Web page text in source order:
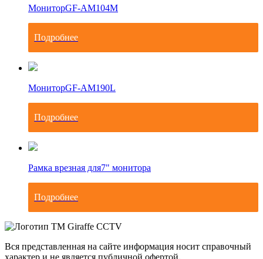
МониторGF-AM104M
Подробнее
МониторGF-AM190L
Подробнее
Рамка врезная для7" монитора
Подробнее
Вся представленная на сайте информация носит справочный